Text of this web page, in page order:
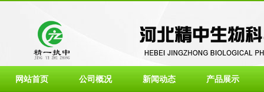
网站首页 公司概况 新闻动态 产品展示